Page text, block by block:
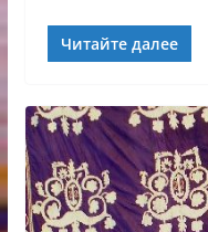
Читайте далее